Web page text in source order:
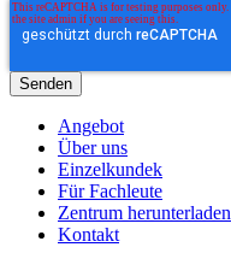
Angebot
Über uns
Einzelkundek
Für Fachleute
Zentrum herunterladen
Kontakt